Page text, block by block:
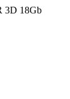
3D 18Gb